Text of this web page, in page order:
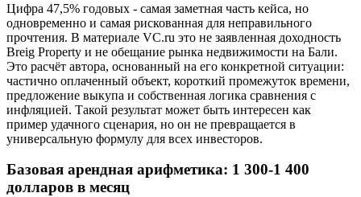
Цифра 47,5% годовых - самая заметная часть кейса, но
одновременно и самая рискованная для неправильного
прочтения. В материале VC.ru это не заявленная доходность
Breig Property и не обещание рынка недвижимости на Бали.
Это расчёт автора, основанный на его конкретной ситуации:
частично оплаченный объект, короткий промежуток времени,
предложение выкупа и собственная логика сравнения с
инфляцией. Такой результат может быть интересен как
пример удачного сценария, но он не превращается в
универсальную формулу для всех инвесторов.
Базовая арендная арифметика: 1 300-1 400
долларов в месяц